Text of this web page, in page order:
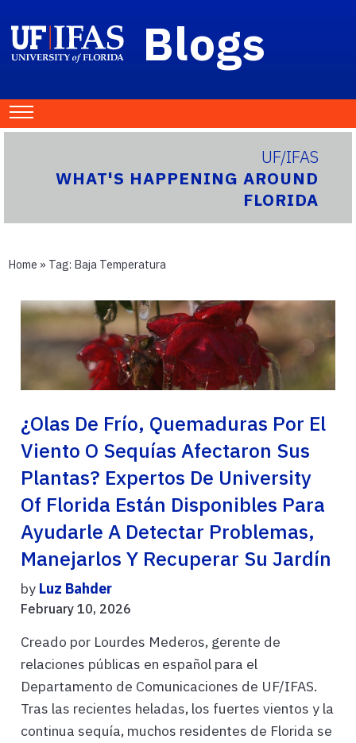
Blogs
UF/IFAS
WHAT'S HAPPENING AROUND
FLORIDA
Home » Tag: Baja Temperatura
¿Olas De Frío, Quemaduras Por El
Viento O Sequías Afectaron Sus
Plantas? Expertos De University
Of Florida Están Disponibles Para
Ayudarle A Detectar Problemas,
Manejarlos Y Recuperar Su Jardín
by Luz Bahder
February 10, 2026
Creado por Lourdes Mederos, gerente de
relaciones públicas en español para el
Departamento de Comunicaciones de UF/IFAS.
Tras las recientes heladas, los fuertes vientos y la
continua sequía, muchos residentes de Florida se